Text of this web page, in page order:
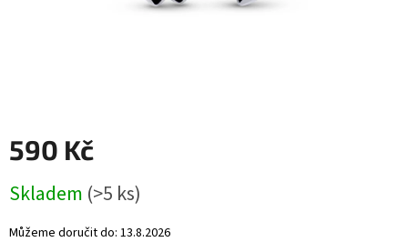
DÁRKOVÉ
VELKOOBCHOD
590 Kč
cena:
Skladem (>5 ks)
Můžeme doručit do: 13.8.2026